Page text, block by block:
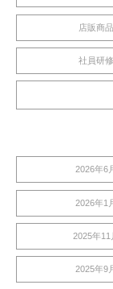
店販商品
社員研修
2026年6
2026年1
2025年11
2025年9